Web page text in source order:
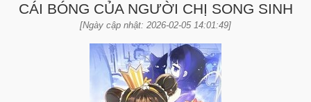
CÁI BÓNG CỦA NGƯỜI CHỊ SONG SINH
[Ngày cập nhật: 2026-02-05 14:01:49]